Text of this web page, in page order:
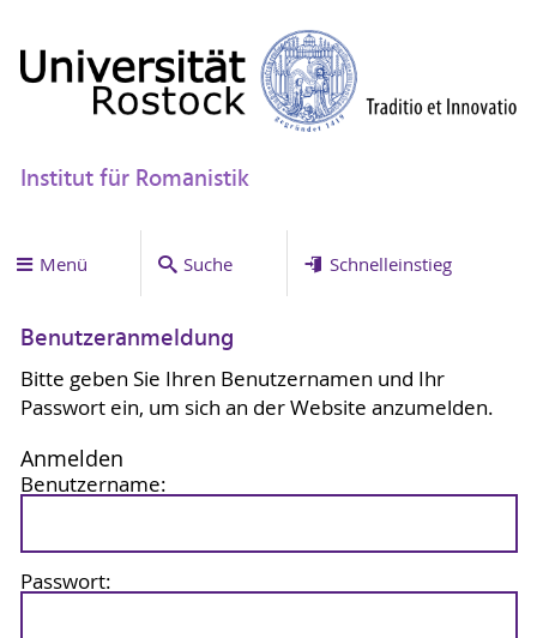
Institut für Romanistik
Menü Suche Schnelleinstieg
Benutzeranmeldung
Bitte geben Sie Ihren Benutzernamen und Ihr
Passwort ein, um sich an der Website anzumelden.
Anmelden
Benutzername:
Passwort: